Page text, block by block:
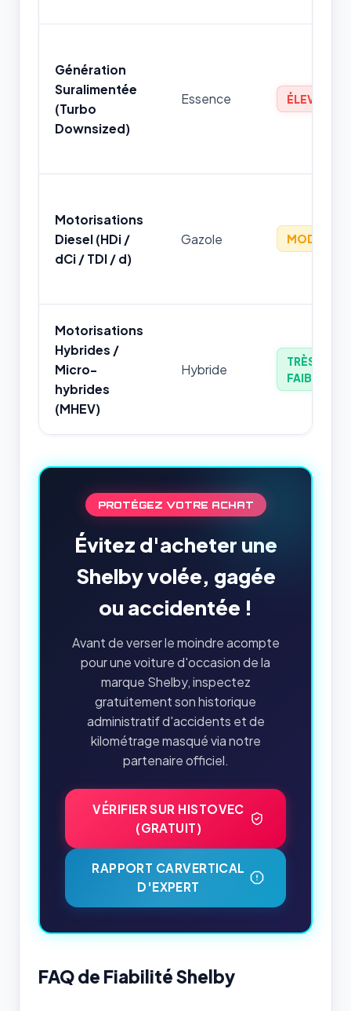
Génération
Suralimentée
(Turbo
Downsized)
Essence ÉLEVÉ
Motorisations
Diesel (HDi /
dCi / TDI / d)
Gazole MODÉRÉ
Motorisations
Hybrides /
Micro-
hybrides
(MHEV)
Hybride
TRÈS
FAIBLE
PROTÉGEZ VOTRE ACHAT
Évitez d'acheter une
Shelby volée, gagée
ou accidentée !
Avant de verser le moindre acompte
pour une voiture d'occasion de la
marque Shelby, inspectez
gratuitement son historique
administratif d'accidents et de
kilométrage masqué via notre
partenaire officiel.
VÉRIFIER SUR HISTOVEC
(GRATUIT)
RAPPORT CARVERTICAL
D'EXPERT
FAQ de Fiabilité Shelby